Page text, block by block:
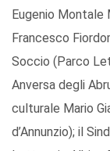
Eugenio Montale
Francesco
Soccio (Parco
Anversa degli
culturale Mario
d’Annunzio); il